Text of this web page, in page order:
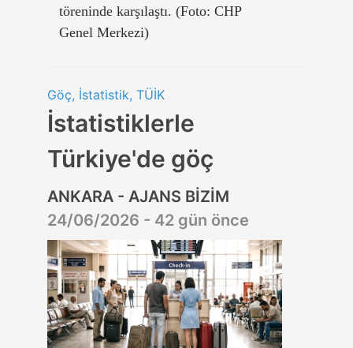
töreninde karşılaştı. (Foto: CHP
Genel Merkezi)
Göç, İstatistik, TÜİK
İstatistiklerle
Türkiye'de göç
ANKARA - AJANS BİZİM
24/06/2026 - 42 gün önce